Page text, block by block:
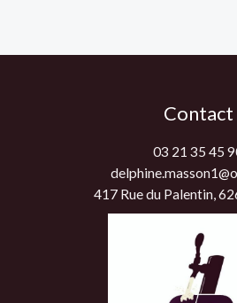
Contact
03 21 35 45
417 Rue du Palentin,